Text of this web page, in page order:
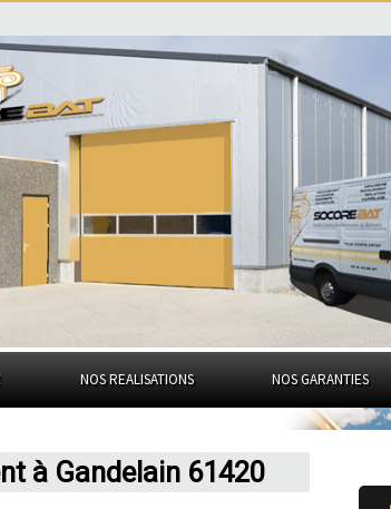
NOS REALISATIONS NOS GARANTIES
à Gandelain 61420